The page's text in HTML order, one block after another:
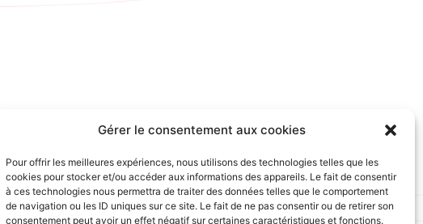
Gérer le consentement aux cookies
Pour offrir les meilleures expériences, nous utilisons des technologies telles que les
cookies pour stocker et/ou accéder aux informations des appareils. Le fait de consentir
à ces technologies nous permettra de traiter des données telles que le comportement
de navigation ou les ID uniques sur ce site. Le fait de ne pas consentir ou de retirer son
consentement peut avoir un effet négatif sur certaines caractéristiques et fonctions.